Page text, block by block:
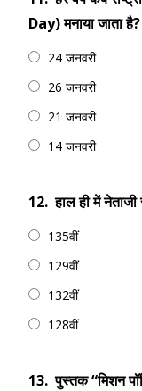
Day) मनाया जाता है?
24 जनवरी
26 जनवरी
21 जनवरी
14 जनवरी
12. हाल ही में
135वीं
129वीं
132वीं
128वीं
13. पुस्तक “मिशन